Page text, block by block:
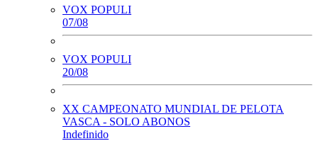
VOX POPULI
07/08
VOX POPULI
20/08
XX CAMPEONATO MUNDIAL DE PELOTA
VASCA - SOLO ABONOS
Indefinido